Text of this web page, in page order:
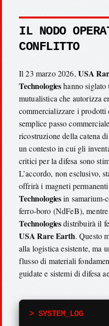
IL NODO
CONFLITTO
Il 23 marzo 2026, USA
Technologieshanno
mutualistica che autorizza
commercializzare i prodotti
semplice passo
ricostruzione della catena
un contesto in cui gli
critici per la difesa sono
L’accordo, non esclusivo,
offrirà i magneti
Technologiesin samarium-
ferro-boro (NdFeB), mentre
Technologiesdistribuirà il
USA Rare Earth. Questo
alla logistica esistente, ma
flusso di materiali
guidate e sistemi di difesa
> SYSTEM_LOG